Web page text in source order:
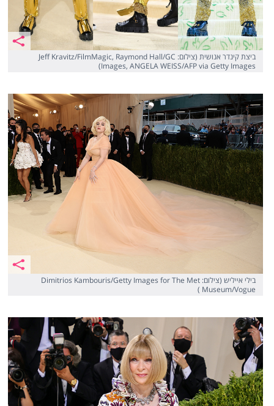
ביצת קינדר אנושית (צילום: Jeff Kravitz/FilmMagic, Raymond Hall/GC
Images, ANGELA WEISS/AFP via Getty Images)
בילי אייליש (צילום: Dimitrios Kambouris/Getty Images for The Met
Museum/Vogue )